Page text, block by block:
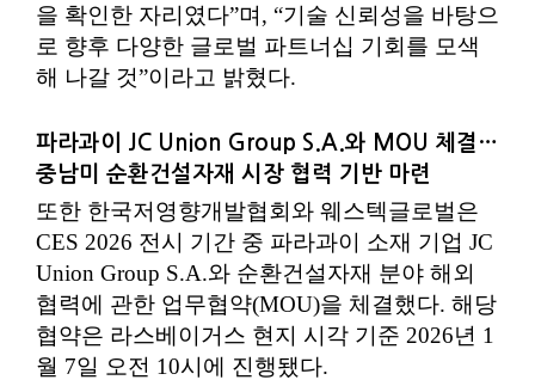
을 확인한 자리였다”며, “기술 신뢰성을 바탕으
로 향후 다양한 글로벌 파트너십 기회를 모색
해 나갈 것”이라고 밝혔다.
파라과이 JC Union Group S.A.와 MOU 체결…
중남미 순환건설자재 시장 협력 기반 마련
또한 한국저영향개발협회와 웨스텍글로벌은
CES 2026 전시 기간 중 파라과이 소재 기업 JC
Union Group S.A.와 순환건설자재 분야 해외
협력에 관한 업무협약(MOU)을 체결했다. 해당
협약은 라스베이거스 현지 시각 기준 2026년 1
월 7일 오전 10시에 진행됐다.